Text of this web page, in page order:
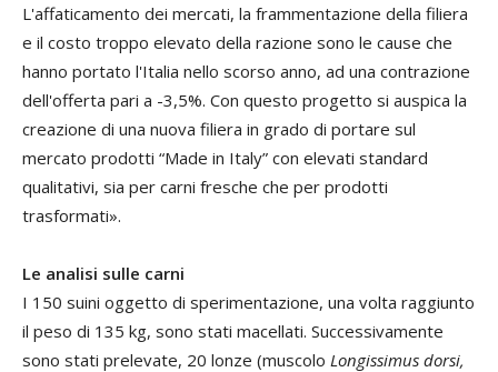
L'affaticamento dei mercati, la frammentazione della filiera
e il costo troppo elevato della razione sono le cause che
hanno portato l'Italia nello scorso anno, ad una contrazione
dell'offerta pari a -3,5%. Con questo progetto si auspica la
creazione di una nuova filiera in grado di portare sul
mercato prodotti “Made in Italy” con elevati standard
qualitativi, sia per carni fresche che per prodotti
trasformati».
Le analisi sulle carni
I 150 suini oggetto di sperimentazione, una volta raggiunto
il peso di 135 kg, sono stati macellati. Successivamente
sono stati prelevate, 20 lonze (muscolo Longissimus dorsi,